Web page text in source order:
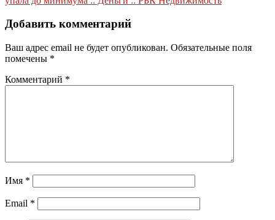
Добавить комментарий
Ваш адрес email не будет опубликован. Обязательные поля
помечены *
Комментарий *
Имя *
Email *